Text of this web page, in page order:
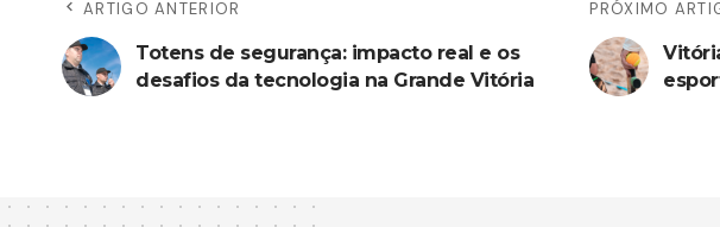
ARTIGO ANTERIOR
Totens de segurança: impacto real e os
desafios da tecnologia na Grande Vitória
PRÓXIMO